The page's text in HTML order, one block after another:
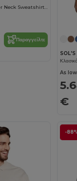
SCOTT Ανδρικό Trucker Neck Sweatshirt (1/4 Zip)
Παραγγείλτε
As
€
-